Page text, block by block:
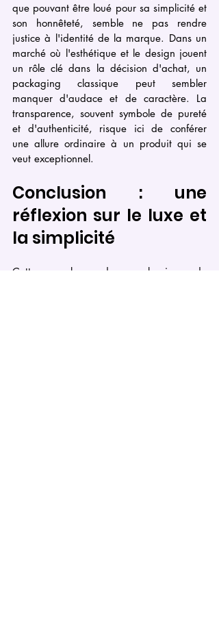
que pouvant être loué pour sa simplicité et
son honnêteté, semble ne pas rendre
justice à l'identité de la marque. Dans un
marché où l'esthétique et le design jouent
un rôle clé dans la décision d'achat, un
packaging classique peut sembler
manquer d'audace et de caractère. La
transparence, souvent symbole de pureté
et d'authenticité, risque ici de conférer
une allure ordinaire à un produit qui se
veut exceptionnel.
Conclusion : une
réflexion sur le luxe et
la simplicité
Cette analyse du packaging du